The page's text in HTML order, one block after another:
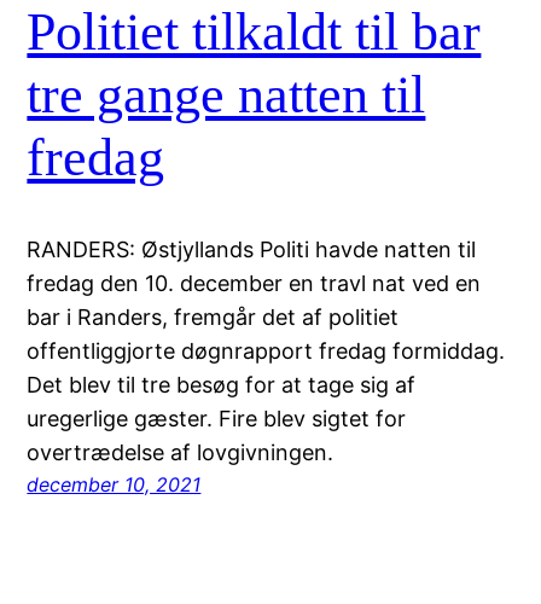
Politiet tilkaldt til bar
tre gange natten til
fredag
RANDERS: Østjyllands Politi havde natten til
fredag den 10. december en travl nat ved en
bar i Randers, fremgår det af politiet
offentliggjorte døgnrapport fredag formiddag.
Det blev til tre besøg for at tage sig af
uregerlige gæster. Fire blev sigtet for
overtrædelse af lovgivningen.
december 10, 2021